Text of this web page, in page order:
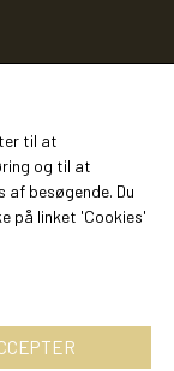
til at
og til at
af besøgende. Du
på linket 'Cookies'